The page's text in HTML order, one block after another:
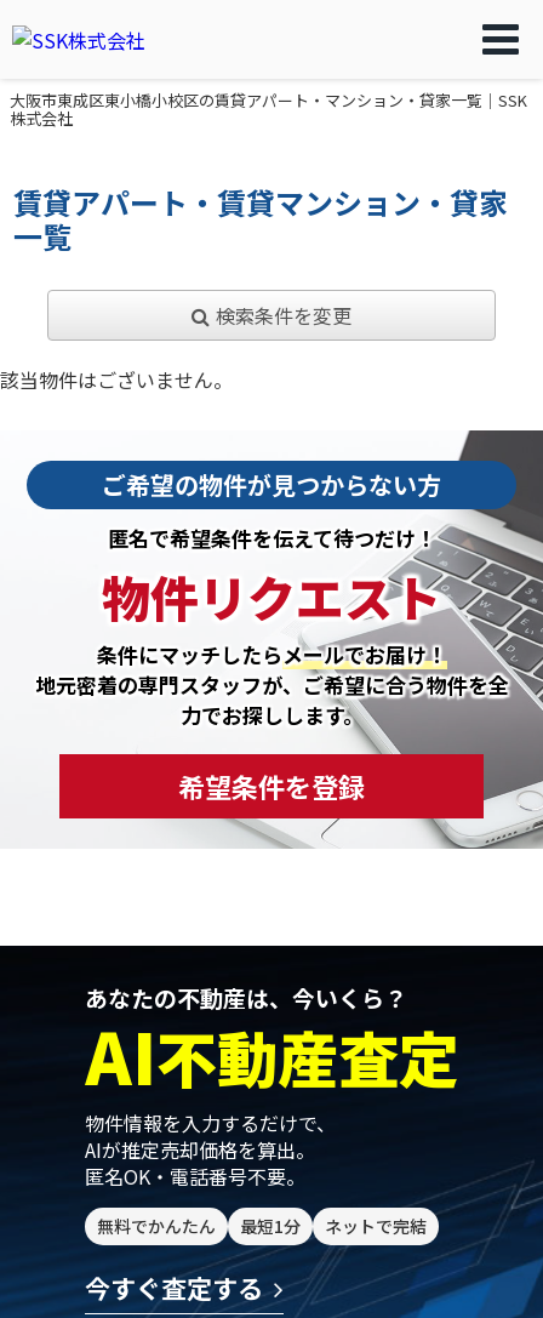
大阪市東成区東小橋小校区の賃貸アパート・マンション・貸家一覧｜SSK
株式会社
賃貸アパート・賃貸マンション・貸家
一覧
検索条件を変更
該当物件はございません。
ご希望の物件が見つからない方
匿名で希望条件を伝えて待つだけ！
物件リクエスト
条件にマッチしたらメールでお届け！
地元密着の専門スタッフが、ご希望に合う物件を全
力でお探しします。
希望条件を登録
あなたの不動産は、今いくら？
AI不動産査定
物件情報を入力するだけで、
AIが推定売却価格を算出。
匿名OK・電話番号不要。
無料でかんたん 最短1分 ネットで完結
今すぐ査定する